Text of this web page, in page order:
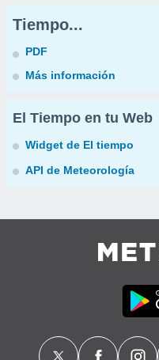
Tiempo...
PDF
Más información
El Tiempo en tu Web
Widget de El tiempo
API de Meteorología